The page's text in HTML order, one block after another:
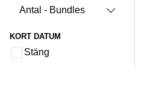
Antal - Bundles
KORT DATUM
Stäng